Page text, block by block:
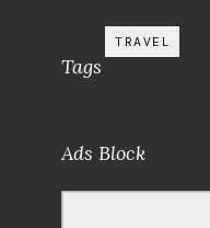
Tags
TRAVEL
Ads Block